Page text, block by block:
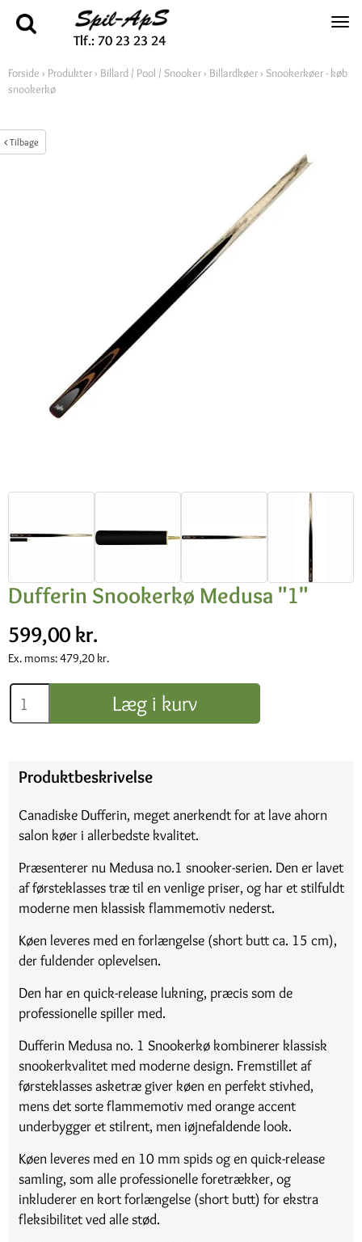
Tlf.: 70 23 23 24
Tilbage
Forside › Produkter› Billard / Pool / Snooker› Billardkøer› Snookerkøer - køb
snookerkø
Dufferin Snookerkø Medusa "1"
599,00 kr.
Ex. moms:479,20 kr.
Læg i kurv
Produktbeskrivelse
Canadiske Dufferin, meget anerkendt for at lave ahorn
salon køer i allerbedste kvalitet.
Præsenterer nu Medusa no.1 snooker-serien. Den er lavet
af førsteklasses træ til en venlige priser, og har et stilfuldt
moderne men klassisk flammemotiv nederst.
Køen leveres med en forlængelse (short butt ca. 15 cm),
der fuldender oplevelsen.
Den har en quick-release lukning, præcis som de
professionelle spiller med.
Dufferin Medusa no. 1 Snookerkø kombinerer klassisk
snooker­kvalitet med moderne design. Fremstillet af
førsteklasses asketræ giver køen en perfekt stivhed,
mens det sorte flammemotiv med orange accent
underbygger et stilrent, men iøjnefaldende look.
Køen leveres med en 10 mm spids og en quick-release
samling, som alle professionelle foretrækker, og
inkluderer en kort forlængelse (short butt) for ekstra
fleksibilitet ved alle stød.